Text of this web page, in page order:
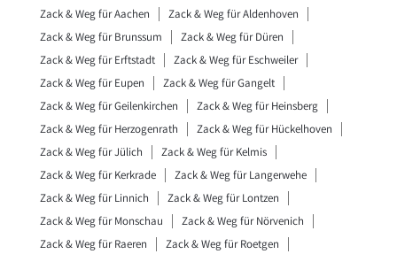
Zack & Weg für Aachen
Zack & Weg für Aldenhoven
Zack & Weg für Brunssum
Zack & Weg für Düren
Zack & Weg für Erftstadt
Zack & Weg für Eschweiler
Zack & Weg für Eupen
Zack & Weg für Gangelt
Zack & Weg für Geilenkirchen
Zack & Weg für Heinsberg
Zack & Weg für Herzogenrath
Zack & Weg für Hückelhoven
Zack & Weg für Jülich
Zack & Weg für Kelmis
Zack & Weg für Kerkrade
Zack & Weg für Langerwehe
Zack & Weg für Linnich
Zack & Weg für Lontzen
Zack & Weg für Monschau
Zack & Weg für Nörvenich
Zack & Weg für Raeren
Zack & Weg für Roetgen